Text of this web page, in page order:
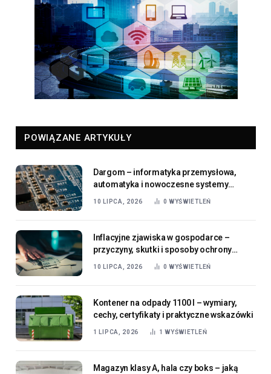
POWIĄZANE ARTYKUŁY
Dargom – informatyka przemysłowa,
automatyka i nowoczesne systemy
sterowania w praktyce
10 LIPCA, 2026 0 WYŚWIETLEŃ
Inflacyjne zjawiska w gospodarce –
przyczyny, skutki i sposoby ochrony
wartości pieniądza
10 LIPCA, 2026 0 WYŚWIETLEŃ
Kontener na odpady 1100 l – wymiary,
cechy, certyfikaty i praktyczne wskazówki
1 LIPCA, 2026 1WYŚWIETLEŃ
Magazyn klasy A, hala czy boks – jaką